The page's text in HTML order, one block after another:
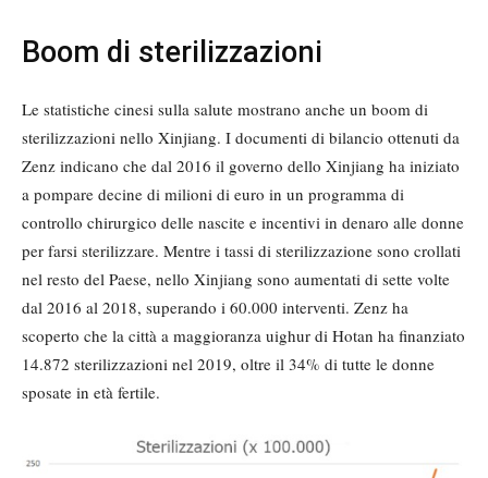
Boom di sterilizzazioni
Le statistiche cinesi sulla salute mostrano anche un boom di
sterilizzazioni nello Xinjiang. I documenti di bilancio ottenuti da
Zenz indicano che dal 2016 il governo dello Xinjiang ha iniziato
a pompare decine di milioni di euro in un programma di
controllo chirurgico delle nascite e incentivi in ​​denaro alle donne
per farsi sterilizzare. Mentre i tassi di sterilizzazione sono crollati
nel resto del Paese, nello Xinjiang sono aumentati di sette volte
dal 2016 al 2018, superando i 60.000 interventi. Zenz ha
scoperto che la città a maggioranza uighur di Hotan ha finanziato
14.872 sterilizzazioni nel 2019, oltre il 34% di tutte le donne
sposate in età fertile.